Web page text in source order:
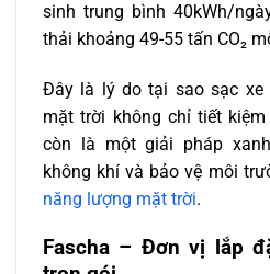
sinh trung bình 40kWh/
thải khoảng 49-55 tấn CO₂
Đây là lý do tại sao sạc xe
mặt trời không chỉ tiết
còn là một giải pháp
không khí và bảo vệ môi
năng lượng mặt trời.
Fascha – Đơn vị lắp